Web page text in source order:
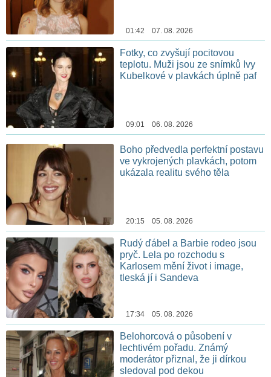
01:42 07. 08. 2026
Fotky, co zvyšují pocitovou
teplotu. Muži jsou ze snímků Ivy
Kubelkové v plavkách úplně paf
09:01 06. 08. 2026
Boho předvedla perfektní postavu
ve vykrojených plavkách, potom
ukázala realitu svého těla
20:15 05. 08. 2026
Rudý ďábel a Barbie rodeo jsou
pryč. Lela po rozchodu s
Karlosem mění život i image,
tleská jí i Sandeva
17:34 05. 08. 2026
Belohorcová o působení v
lechtivém pořadu. Známý
moderátor přiznal, že ji dírkou
sledoval pod dekou